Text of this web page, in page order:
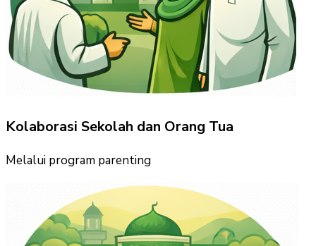
Kolaborasi Sekolah dan Orang Tua
Melalui program parenting